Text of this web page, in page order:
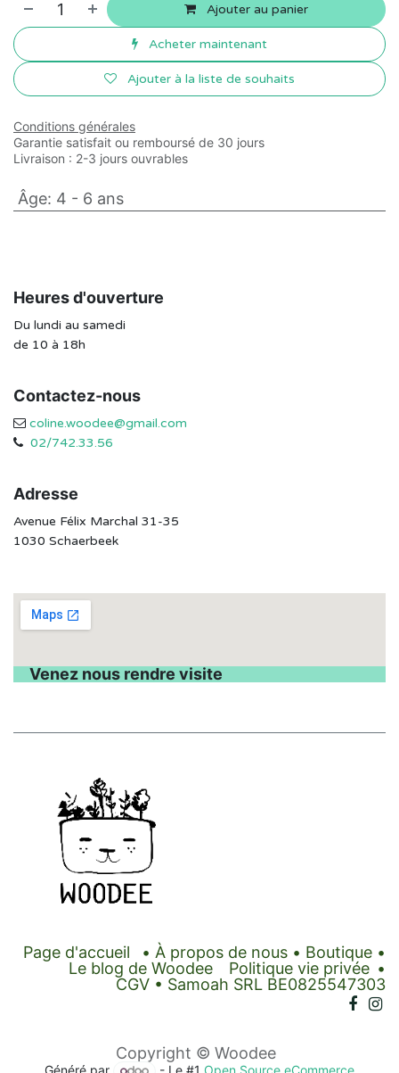
Ajouter au panier
Acheter maintenant
Ajouter à la liste de souhaits
Conditions générales
Garantie satisfait ou remboursé de 30 jours
Livraison : 2-3 jours ouvrables
Âge: 4 - 6 ans
Heures d'ouverture
Du lundi au samedi
de 10 à 18h
Contactez-nous
coline.woodee@gmail.com
02/742.33.56
Adresse
Avenue Félix Marchal 31-35
1030 Schaerbeek
Venez nous rendre visite
Page d'accueil • À propos de nous • Boutique •
Le blog de Woodee
Politique vie privée •
CGV • Samoah SRL BE0825547303
Copyright © Woodee